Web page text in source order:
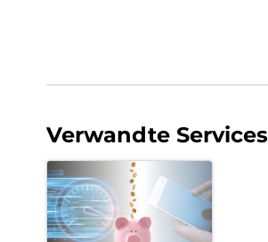
Verwandte Services